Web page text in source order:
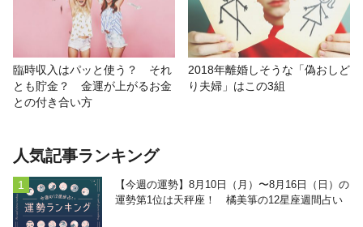
臨時収入はパッと使う？ それ
とも貯金？ 金運が上がるお金
との付き合い方
2018年離婚しそうな「偽おしど
り夫婦」はこの3組
人気記事ランキング
【今週の運勢】8月10日（月）〜8月16日（日）の
運勢第1位は天秤座！ 橘美箏の12星座週間占い